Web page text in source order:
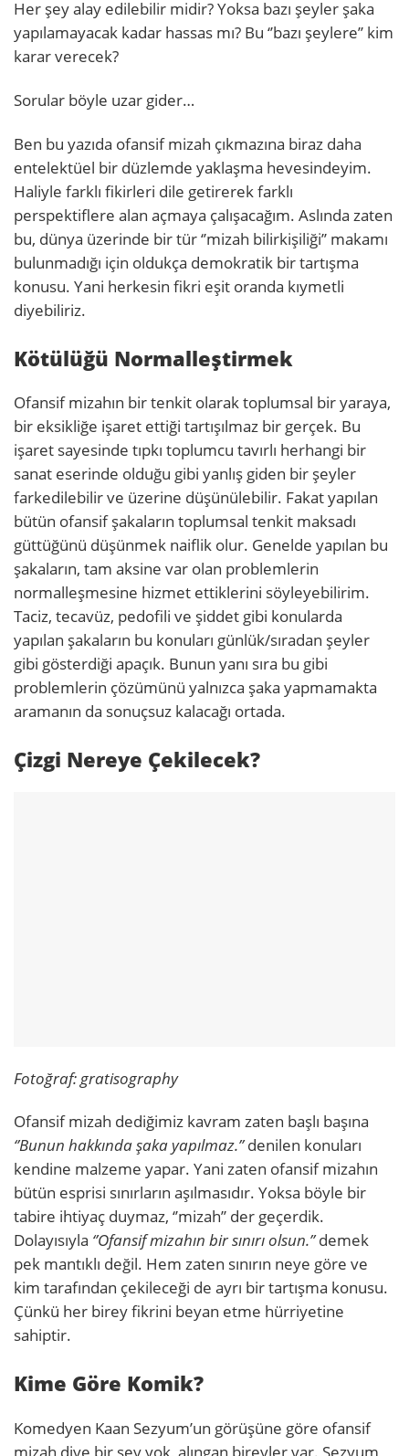
Her şey alay edilebilir midir? Yoksa bazı şeyler şaka
yapılamayacak kadar hassas mı? Bu ‘’bazı şeylere’’ kim
karar verecek?
Sorular böyle uzar gider…
Ben bu yazıda ofansif mizah çıkmazına biraz daha
entelektüel bir düzlemde yaklaşma hevesindeyim.
Haliyle farklı fikirleri dile getirerek farklı
perspektiflere alan açmaya çalışacağım. Aslında zaten
bu, dünya üzerinde bir tür ‘’mizah bilirkişiliği’’ makamı
bulunmadığı için oldukça demokratik bir tartışma
konusu. Yani herkesin fikri eşit oranda kıymetli
diyebiliriz.
Kötülüğü Normalleştirmek
Ofansif mizahın bir tenkit olarak toplumsal bir yaraya,
bir eksikliğe işaret ettiği tartışılmaz bir gerçek. Bu
işaret sayesinde tıpkı toplumcu tavırlı herhangi bir
sanat eserinde olduğu gibi yanlış giden bir şeyler
farkedilebilir ve üzerine düşünülebilir. Fakat yapılan
bütün ofansif şakaların toplumsal tenkit maksadı
güttüğünü düşünmek naiflik olur. Genelde yapılan bu
şakaların, tam aksine var olan problemlerin
normalleşmesine hizmet ettiklerini söyleyebilirim.
Taciz, tecavüz, pedofili ve şiddet gibi konularda
yapılan şakaların bu konuları günlük/sıradan şeyler
gibi gösterdiği apaçık. Bunun yanı sıra bu gibi
problemlerin çözümünü yalnızca şaka yapmamakta
aramanın da sonuçsuz kalacağı ortada.
Çizgi Nereye Çekilecek?
Fotoğraf: gratisography
Ofansif mizah dediğimiz kavram zaten başlı başına
‘’Bunun hakkında şaka yapılmaz.’’denilen konuları
kendine malzeme yapar. Yani zaten ofansif mizahın
bütün esprisi sınırların aşılmasıdır. Yoksa böyle bir
tabire ihtiyaç duymaz, ‘’mizah’’ der geçerdik.
Dolayısıyla ‘’Ofansif mizahın bir sınırı olsun.’’demek
pek mantıklı değil. Hem zaten sınırın neye göre ve
kim tarafından çekileceği de ayrı bir tartışma konusu.
Çünkü her birey fikrini beyan etme hürriyetine
sahiptir.
Kime Göre Komik?
Komedyen Kaan Sezyum’un görüşüne göre ofansif
mizah diye bir şey yok, alıngan bireyler var. Sezyum